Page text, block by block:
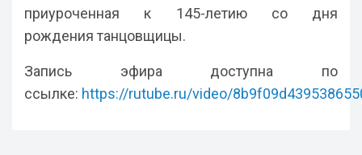
приуроченная к 145-летию со дня
рождения танцовщицы.
Запись эфира доступна по
ссылке: https://rutube.ru/video/